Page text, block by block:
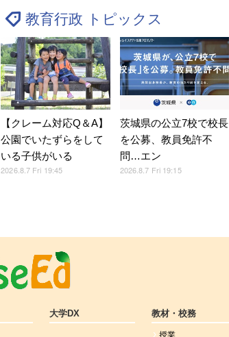
教育行政 トピックス
【クレーム対応Q＆A】
公園でいたずらをして
いる子供がいる
2026.8.7 Fri 19:45
茨城県の公立7校で校長
を公募、教員免許不
問…エン
2026.8.7 Fri 19:15
大学DX 教材・校務
授業